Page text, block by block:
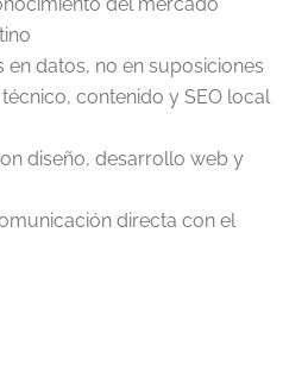
en datos, no en suposiciones
técnico, contenido y SEO local
diseño, desarrollo web y
directa con el